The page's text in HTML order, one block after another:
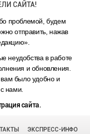
САЙТА!
проблемой, будем
отправить, нажав
неудобства в работе
и обновления.
было удобно и
нами.
сайта.
ЭКСПРЕСС-ИНФО